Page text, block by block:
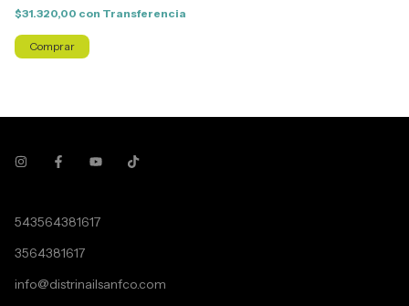
$31.320,00 con Transferencia
543564381617
3564381617
info@distrinailsanfco.com